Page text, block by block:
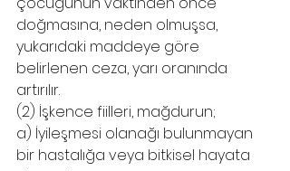
doğmasına, neden olmuşsa,
yukarıdaki maddeye göre
belirlenen ceza, yarı oranında
artırılır.
(2) İşkence fiilleri, mağdurun;
a) İyileşmesi olanağı bulunmayan
bir hastalığa veya bitkisel hayata